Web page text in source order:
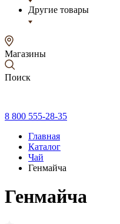
Другие товары
Магазины
Поиск
8 800 555-28-35
Главная
Каталог
Чай
Генмайча
Генмайча